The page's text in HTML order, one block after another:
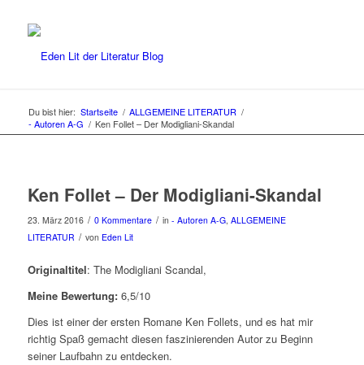
Du bist hier: Startseite / ALLGEMEINE LITERATUR /
- Autoren A-G / Ken Follet – Der Modigliani-Skandal
Ken Follet – Der Modigliani-Skandal
23. März 2016 / 0 Kommentare / in - Autoren A-G, ALLGEMEINE
LITERATUR / von Eden Lit
Originaltitel: The Modigliani Scandal,
Meine Bewertung:6,5/10
Dies ist einer der ersten Romane Ken Follets, und es hat mir
richtig Spaß gemacht diesen faszinierenden Autor zu Beginn
seiner Laufbahn zu entdecken.